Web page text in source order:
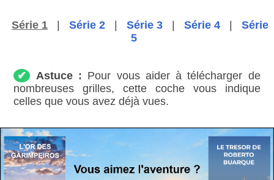
Série 1 Série 2 Série 3 Série 4
Série
5
✔ Astuce : Pour vous aider à télécharger de
nombreuses grilles, cette coche vous indique
celles que vous avez déjà vues.